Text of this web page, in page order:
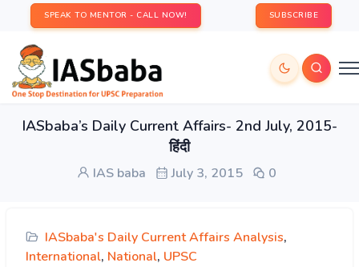
SPEAK TO MENTOR - CALL NOW! SUBSCRIBE
IASbaba’s Daily Current Affairs- 2nd July, 2015-
हिंदी
IAS baba July 3, 2015 0
IASbaba's Daily Current Affairs Analysis,
International, National, UPSC